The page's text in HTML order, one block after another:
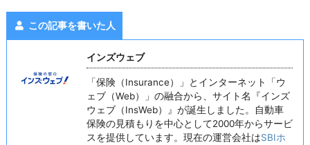
この記事を書いた人
インズウェブ
「保険（Insurance）」とインターネット「ウ
ェブ（Web）」の融合から、サイト名『インズ
ウェブ（InsWeb）』が誕生しました。自動車
保険の見積もりを中心として2000年からサービ
スを提供しています。現在の運営会社はSBIホ